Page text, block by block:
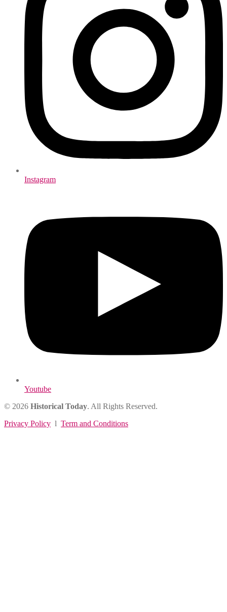
Instagram
Youtube
© 2026 Historical Today. All Rights Reserved.
Privacy Policy l Term and Conditions